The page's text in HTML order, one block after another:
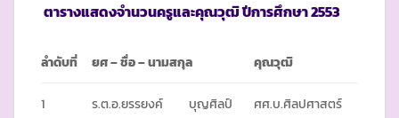
ตารางแสดงจำนวนครูและคุณวุฒิ ปีการศึกษา2553
ลำดับที่ ยศ–ชื่อ – นามสกุล คุณวุฒิ
1 ร.ต.อ.ยรรยงค์ บุญศิลป์ ศศ.บ.ศิลปศาสตร์